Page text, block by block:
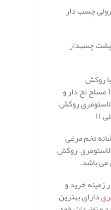
رولی چسب دار
پشت چسبدار
روکش
آلومینیومی 130، 170 مسلح نخ دار و
الاستومری روکش
))
تخم مرغی
روکش
می باشد.
زمینه خرید و
دارای بهترین